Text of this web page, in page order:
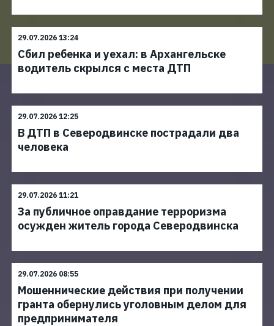
29.07.2026 13:24
Сбил ребенка и уехал: в Архангельске
водитель скрылся с места ДТП
29.07.2026 12:25
В ДТП в Северодвинске пострадали два
человека
29.07.2026 11:21
За публичное оправдание терроризма
осужден житель города Северодвинска
29.07.2026 08:55
Мошеннические действия при получении
гранта обернулись уголовным делом для
предпринимателя